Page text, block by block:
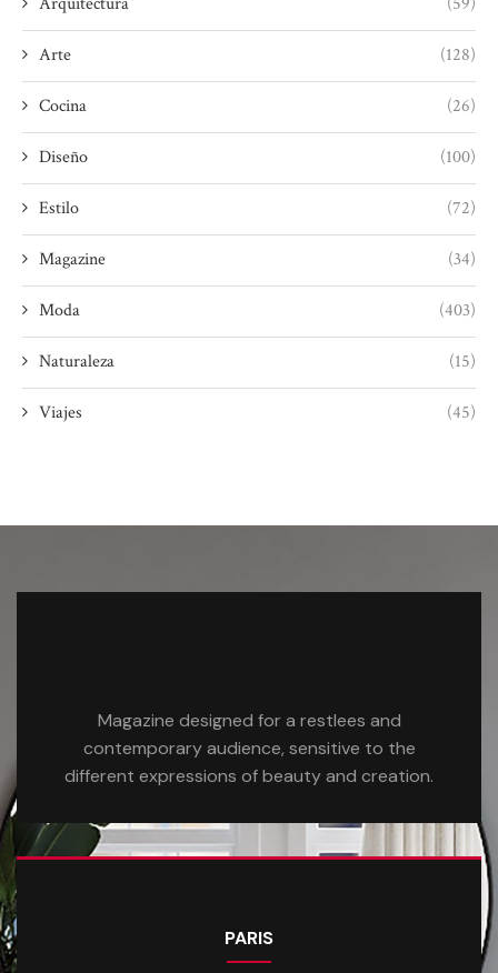
Arte (128)
Cocina (26)
Diseño (100)
Estilo (72)
Magazine (34)
Moda (403)
Naturaleza (15)
Viajes (45)
Magazine designed for a restlees and
contemporary audience, sensitive to the
different expressions of beauty and creation.
PARIS